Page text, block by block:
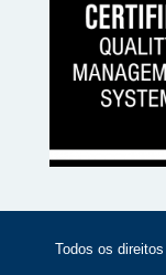
Todos os